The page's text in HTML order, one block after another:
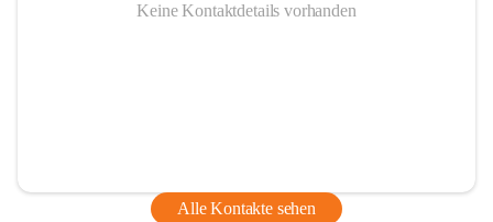
Keine Kontaktdetails vorhanden
Alle Kontakte sehen